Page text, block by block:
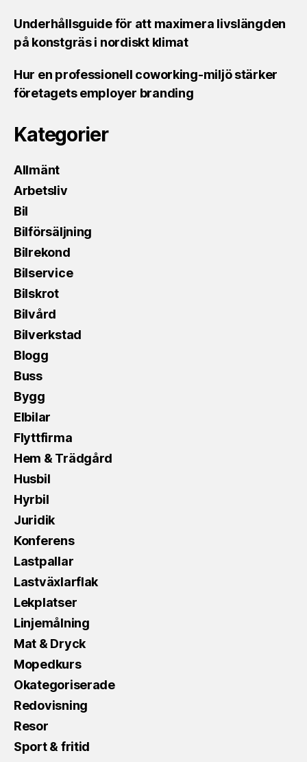
Underhållsguide för att maximera livslängden
på konstgräs i nordiskt klimat
Hur en professionell coworking-miljö stärker
företagets employer branding
Kategorier
Allmänt
Arbetsliv
Bil
Bilförsäljning
Bilrekond
Bilservice
Bilskrot
Bilvård
Bilverkstad
Blogg
Buss
Bygg
Elbilar
Flyttfirma
Hem & Trädgård
Husbil
Hyrbil
Juridik
Konferens
Lastpallar
Lastväxlarflak
Lekplatser
Linjemålning
Mat & Dryck
Mopedkurs
Okategoriserade
Redovisning
Resor
Sport & fritid